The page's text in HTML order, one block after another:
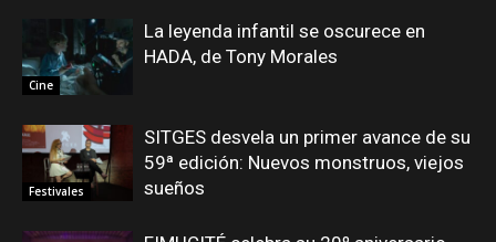
Cine
La leyenda infantil se oscurece en
HADA, de Tony Morales
Festivales
SITGES desvela un primer avance de su
59ª edición: Nuevos monstruos, viejos
sueños